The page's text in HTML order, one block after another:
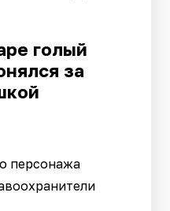
голый
за
персонажа